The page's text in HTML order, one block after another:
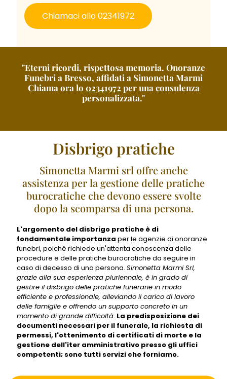
Chiamaci allo 02341972
"Eterni ricordi, rispettosa memoria. Onoranze
Funebri a Bresso, affidati a Simonetta Marmi
Chiama ora lo 02341972per una consulenza
personalizzata."
Disbrigo pratiche
Simonetta Marmi srl offre anche
assistenza per la gestione delle pratiche
burocratiche che devono essere svolte
dopo la scomparsa di una persona.
L'argomento del disbrigo pratiche è di
fondamentale importanza per le agenzie di onoranze
funebri, poiché richiede un'attenta conoscenza delle
procedure e delle pratiche burocratiche da seguire in
caso di decesso di una persona. Simonetta Marmi Srl,
grazie alla sua esperienza pluriennale, è in grado di
gestire il disbrigo delle pratiche funerarie in modo
efficiente e professionale, alleviando il carico di lavoro
delle famiglie e offrendo un supporto concreto in un
momento di grande difficoltà. La predisposizione dei
documenti necessari per il funerale, la richiesta di
permessi, l'ottenimento di certificati di morte e la
gestione dell'iter amministrativo presso gli uffici
competenti; sono tutti servizi che forniamo.